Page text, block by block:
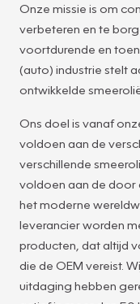
Onze missie is om
verbeteren en te
voortdurende en
(auto) industrie stelt
ontwikkelde
Ons doel is vanaf
voldoen aan de
verschillende
voldoen aan de door
het moderne
leverancier worden
producten, dat altijd
die de OEM vereist.
uitdaging hebben